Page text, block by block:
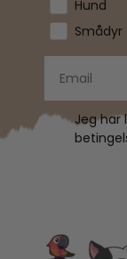
Hund
Jeg har